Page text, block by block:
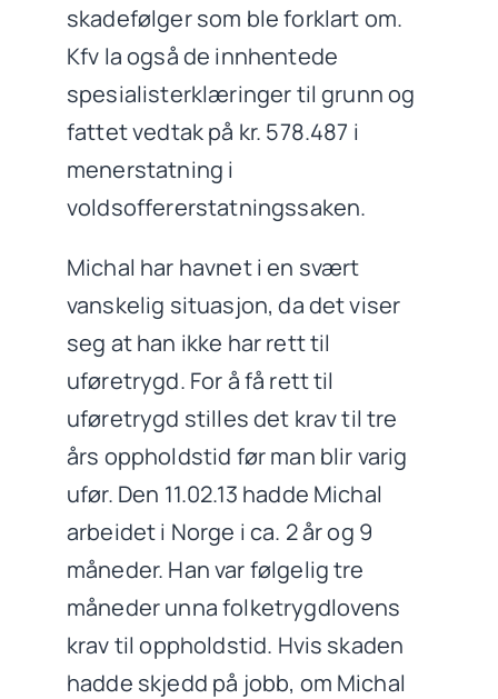
skadefølger som ble forklart om.
Kfv la også de innhentede
spesialisterklæringer til grunn og
fattet vedtak på kr. 578.487 i
menerstatning i
voldsoffererstatningssaken.
Michal har havnet i en svært
vanskelig situasjon, da det viser
seg at han ikke har rett til
uføretrygd. For å få rett til
uføretrygd stilles det krav til tre
års oppholdstid før man blir varig
ufør. Den 11.02.13 hadde Michal
arbeidet i Norge i ca. 2 år og 9
måneder. Han var følgelig tre
måneder unna folketrygdlovens
krav til oppholdstid. Hvis skaden
hadde skjedd på jobb, om Michal